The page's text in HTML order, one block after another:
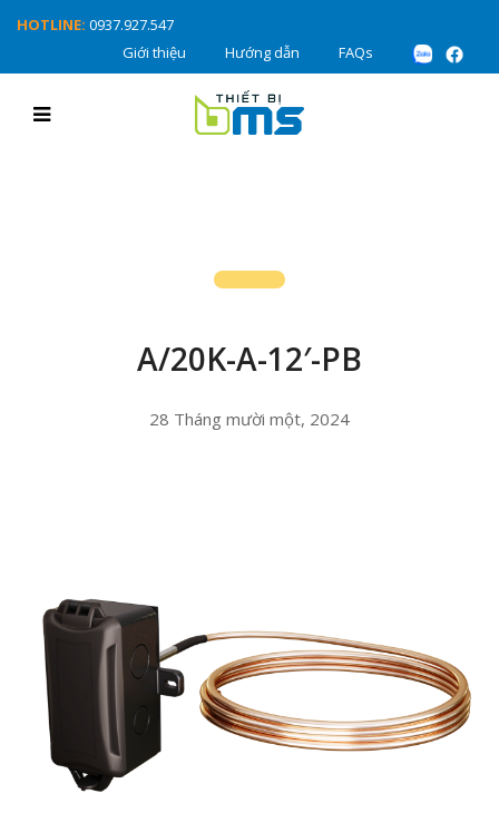
HOTLINE: 0937.927.547
Giới thiệu
Hướng dẫn FAQs
A/20K-A-12′-PB
28 Tháng mười một, 2024